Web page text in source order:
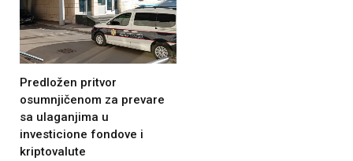
Predložen pritvor
osumnjičenom za prevare
sa ulaganjima u
investicione fondove i
kriptovalute